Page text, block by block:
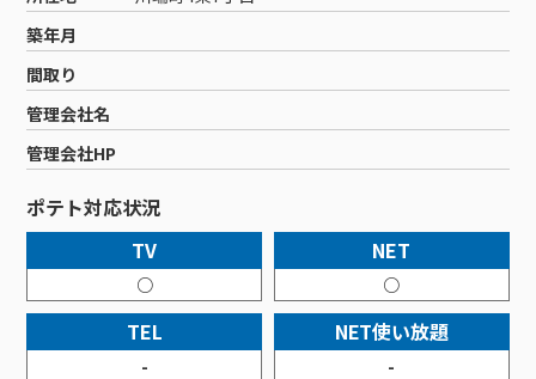
新居をご検討中の方へ
ポテトを導入している集合住宅
物件情報
特典・キャンペーン
おトクな割引サービス
WEBメール
サポートサービス
サポートサービストップ
リモートコール
回線速度測定
接続・設定⽅法
訪問サポート＆サポートパックサービス料⾦表
新着情報
メンテナンス・障害情報
ポテトからのプレゼント
イベントカレンダー
講座のご案内
ケーブルテレビ
ケーブルテレビトップ
チャンネル紹介
料⾦プラン
NHK衛星受信料団体⼀括⽀払
機器⼀覧
インターネット
インターネットトップ
料⾦プラン
Wi-Fiサービス
ポテトホーム防犯カメラ
オプションサービス
インターネットギガシェアプラン
固定電話
固定電話トップ
基本料⾦・通話料⾦
オプションサービス
auスマートバリュー
auまとめトーク
ポテトスマートフォントップ
料⾦プラン
機種⼀覧
オプションサービス
でんき
でんきトップ
ポラリンでんき×ポテト
ポテトでんき
暮らしを快適にするサービス
暮らしを快適にするサービストップ
ポテトライフメール
コミチャン
お困りの方はこちら
会社案内
メンテナンス
障害情報
築年月
間取り
管理会社名
管理会社HP
ポテト対応状況
TV
○
NET
○
TEL
-
NET使い放題
-